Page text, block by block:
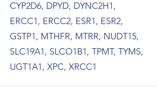
CYP2D6, DPYD, DYNC2H1,
ERCC1, ERCC2, ESR1, ESR2,
GSTP1, MTHFR, MTRR, NUDT15,
SLC19A1, SLCO1B1, TPMT, TYMS,
UGT1A1, XPC, XRCC1